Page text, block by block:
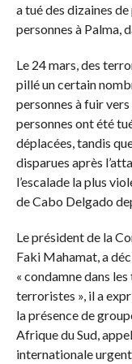
a tué des dizaines
personnes à Palma,
Le 24 mars, des
pillé un certain
personnes à fuir
personnes ont été
déplacées, tandis
disparues après
l’escalade la plus
de Cabo Delgado
Le président de la
Faki Mahamat, a
« condamne dans
terroristes », il a
la présence de
Afrique du Sud,
internationale